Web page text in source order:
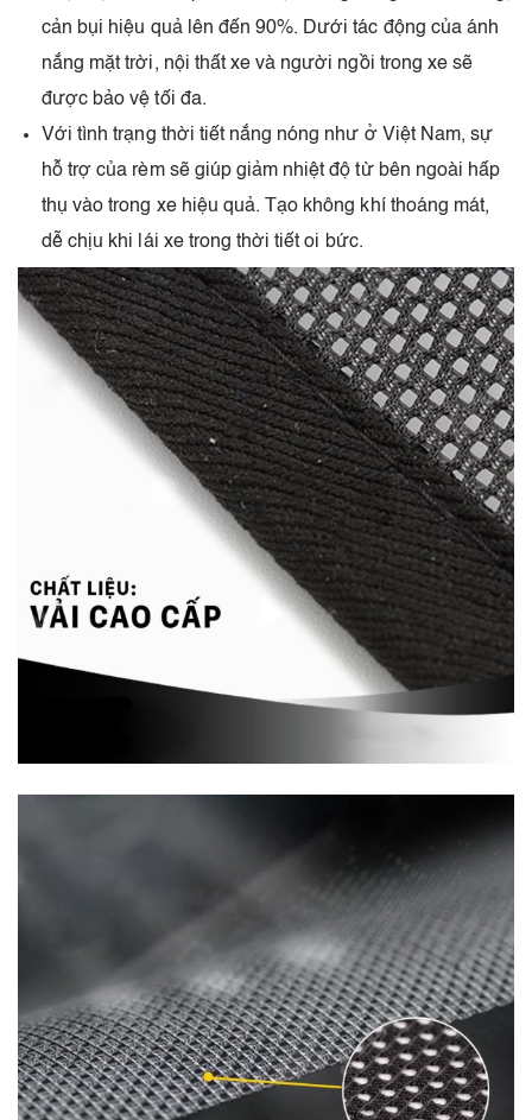
cản bụi hiệu quả lên đến 90%. Dưới tác động của ánh
nắng mặt trời, nội thất xe và người ngồi trong xe sẽ
được bảo vệ tối đa.
Với tình trạng thời tiết nắng nóng như ở Việt Nam, sự
hỗ trợ của rèm sẽ giúp giảm nhiệt độ từ bên ngoài hấp
thụ vào trong xe hiệu quả. Tạo không khí thoáng mát,
dễ chịu khi lái xe trong thời tiết oi bức.